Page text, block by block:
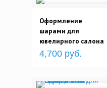
Оформление
шарами для
ювелирного салона
4,700 руб.